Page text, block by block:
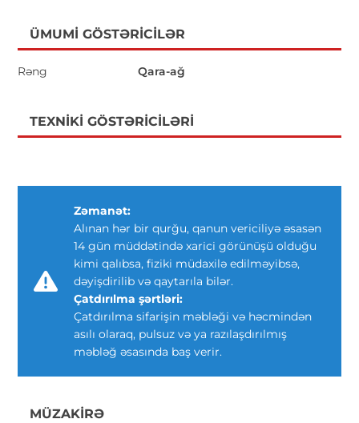
ÜMUMI GÖSTƏRICILƏR
Rəng Qara-ağ
TEXNIKI GÖSTƏRICILƏRI
Zəmanət:
Alınan hər bir qurğu, qanun vericiliyə əsasən
14 gün müddətində xarici görünüşü olduğu
kimi qalıbsa, fiziki müdaxilə edilməyibsə,
dəyişdirilib və qaytarıla bilər.
Çatdırılma şərtləri:
Çatdırılma sifarişin məbləği və həcmindən
asılı olaraq, pulsuz və ya razılaşdırılmış
məbləğ əsasında baş verir.
MÜZAKIRƏ